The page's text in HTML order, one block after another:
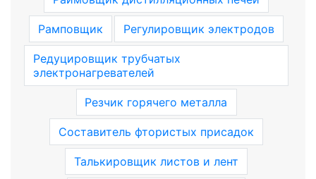
Рамповщик Регулировщик электродов
Редуцировщик трубчатых
электронагревателей
Резчик горячего металла
Составитель фтористых присадок
Талькировщик листов и лент